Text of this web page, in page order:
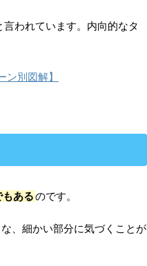
言われています。内向的なタ
別図解】
あるのです。
、細かい部分に気づくことが